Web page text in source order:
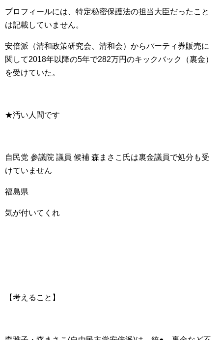
プロフィールには、特定秘密保護法の担当大臣だったこと
は記載していません。
安倍派（清和政策研究会、清和会）からパーティ券販売に
関して2018年以降の5年で282万円のキックバック（裏金）
を受けていた。
★汚い人間です
自民党 参議院 議員 候補 森まさこ氏は裏金議員で処分も受
けていません
福島県
気が付いてくれ
【考えること】